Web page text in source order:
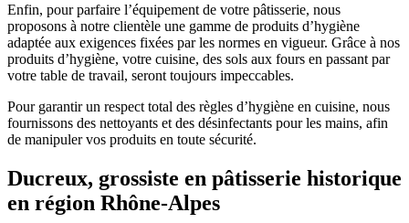
Enfin, pour parfaire l’équipement de votre pâtisserie, nous
proposons à notre clientèle une gamme de produits d’hygiène
adaptée aux exigences fixées par les normes en vigueur. Grâce à nos
produits d’hygiène, votre cuisine, des sols aux fours en passant par
votre table de travail, seront toujours impeccables.
Pour garantir un respect total des règles d’hygiène en cuisine, nous
fournissons des nettoyants et des désinfectants pour les mains, afin
de manipuler vos produits en toute sécurité.
Ducreux, grossiste en pâtisserie historique
en région Rhône-Alpes